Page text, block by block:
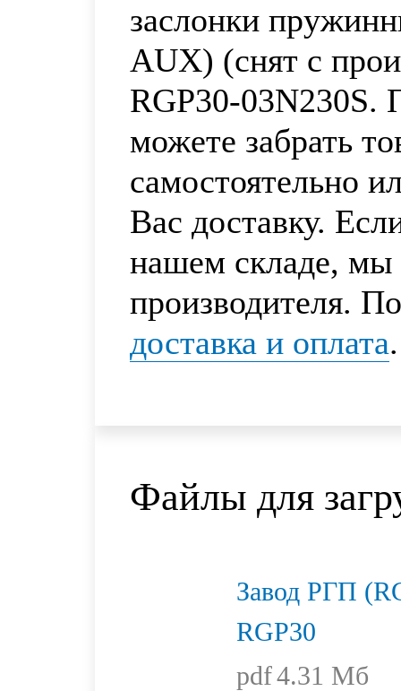
заслонки
AUX) (снят с
RGP30-03N230S.
можете забрать
самостоятельно
Вас доставку.
нашем складе, мы
производителя.
доставка и оплата.
Файлы для
Завод РГП
RGP30
pdf4.31 Мб